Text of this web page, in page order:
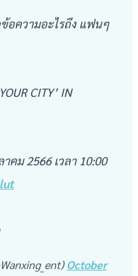
อความอะไรถึง แฟนๆ
CITY’ IN
คม 2566 เวลา 10:00
October